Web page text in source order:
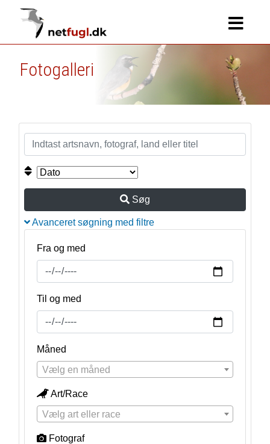
Fotogalleri
Søg
Avanceret søgning med filtre
Fra og med
Til og med
Måned
Vælg en måned
Art/Race
Vælg art eller race
Fotograf